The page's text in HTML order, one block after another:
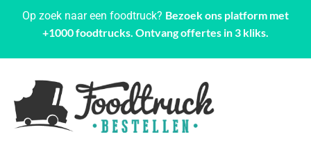
Op zoek naar een foodtruck? Bezoek ons platform met
+1000 foodtrucks. Ontvang offertes in 3 kliks.